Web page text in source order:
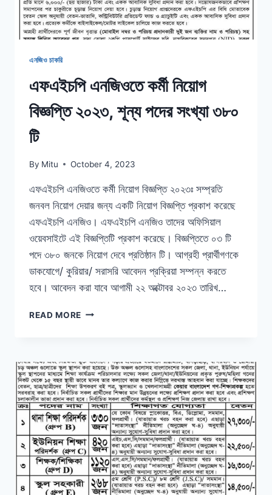
এনজিও চাকরি
এফএইচপি এনজিওতে কর্মী নিয়োগ
বিজ্ঞপ্তি ২০২৩, শূন্য পদের সংখ্যা ৩৮০
টি
By Mitu October 4, 2023
এফএইচপি এনজিওতে কর্মী নিয়োগ বিজ্ঞপ্তি ২০২৩ঃ সম্প্রতি
জনবল নিয়োগ দেয়ার জন্য একটি নিয়োগ বিজ্ঞপ্তি প্রকাশ করেছে
এফএইচপি এনজিও। এফএইচপি এনজিও তাদের অফিসিয়াল
ওয়েবসাইটে এই বিজ্ঞপ্তিটি প্রকাশ করেছে। বিজ্ঞপ্তিতে ০৩ টি
পদে ৩৮০ জনকে নিয়োগ দেবে প্রতিষ্ঠান টি। আগ্রহী প্রার্থীগণকে
ডাকযোগে/ কুরিয়ার/ সরাসরি আবেদন প্রক্রিয়া সম্পন্ন করতে
হবে। আবেদন করা যাবে আগামী ২২ অক্টোবর ২০২৩ তারিখ…
READ MORE এফএইচপি
বিজ্ঞপ্তি
২০২৩,
শূন্য
পদের
সংখ্যা
৩৮০
টি